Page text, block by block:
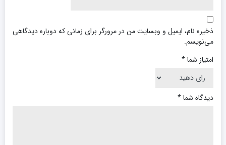
ذخیره نام، ایمیل و وبسایت من در مرورگر برای زمانی که دوباره دیدگاهی
می‌نویسم.
امتیاز شما*
دیدگاه شما*